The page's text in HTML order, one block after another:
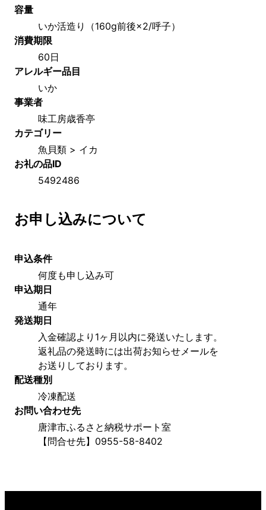
容量
いか活造り（160g前後×2/呼子）
消費期限
60日
アレルギー品目
いか
事業者
味工房歳香亭
カテゴリー
魚貝類 > イカ
お礼の品ID
5492486
お申し込みについて
申込条件
何度も申し込み可
申込期日
通年
発送期日
入金確認より1ヶ月以内に発送いたします。
返礼品の発送時には出荷お知らせメールを
お送りしております。
配送種別
冷凍配送
お問い合わせ先
唐津市ふるさと納税サポート室
【問合せ先】0955-58-8402